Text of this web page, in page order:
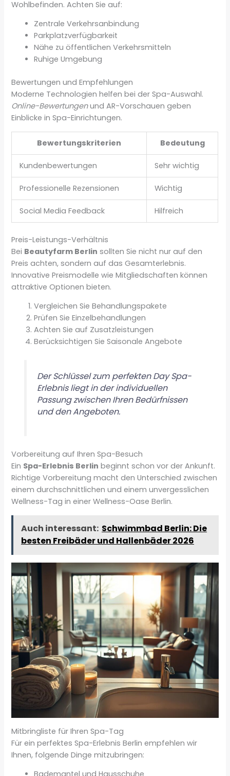
Wohlbefinden. Achten Sie auf:
Zentrale Verkehrsanbindung
Parkplatzverfügbarkeit
Nähe zu öffentlichen Verkehrsmitteln
Ruhige Umgebung
Bewertungen und Empfehlungen
Moderne Technologien helfen bei der Spa-Auswahl.
Online-Bewertungenund AR-Vorschauen geben
Einblicke in Spa-Einrichtungen.
Bewertungskriterien Bedeutung
Kundenbewertungen Sehr wichtig
Professionelle Rezensionen Wichtig
Social Media Feedback Hilfreich
Preis-Leistungs-Verhältnis
Bei Beautyfarm Berlin sollten Sie nicht nur auf den
Preis achten, sondern auf das Gesamterlebnis.
Innovative Preismodelle wie Mitgliedschaften können
attraktive Optionen bieten.
Vergleichen Sie Behandlungspakete
Prüfen Sie Einzelbehandlungen
Achten Sie auf Zusatzleistungen
Berücksichtigen Sie Saisonale Angebote
Der Schlüssel zum perfekten Day Spa-
Erlebnis liegt in der individuellen
Passung zwischen Ihren Bedürfnissen
und den Angeboten.
Vorbereitung auf Ihren Spa-Besuch
Ein Spa-Erlebnis Berlin beginnt schon vor der Ankunft.
Richtige Vorbereitung macht den Unterschied zwischen
einem durchschnittlichen und einem unvergesslichen
Wellness-Tag in einer Wellness-Oase Berlin.
Auch interessant: Schwimmbad Berlin: Die
besten Freibäder und Hallenbäder 2026
Mitbringliste für Ihren Spa-Tag
Für ein perfektes Spa-Erlebnis Berlin empfehlen wir
Ihnen, folgende Dinge mitzubringen: